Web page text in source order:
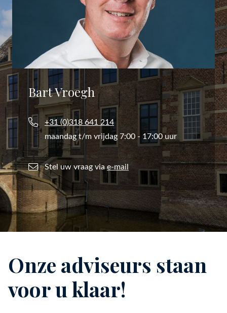
Bart Vroegh
+31 (0)318 641 214
maandag t/m vrijdag 7:00 - 17:00 uur
Stel uw vraag viae-mail
Onze adviseurs staan
voor u klaar!